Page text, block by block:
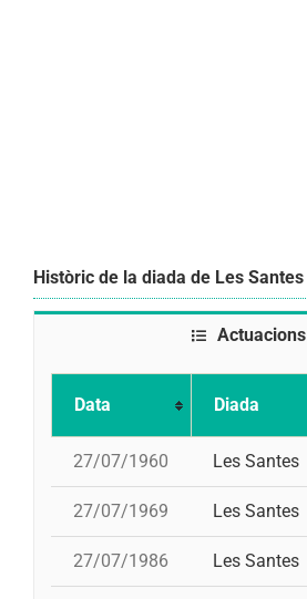
Històric de la diada de Les Santes
Actuacions
Data Diada
27/07/1960 Les Santes
27/07/1969 Les Santes
27/07/1986 Les Santes